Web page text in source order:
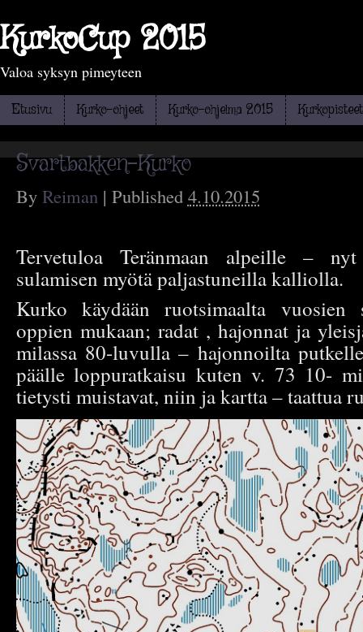
KurkoCup 2015
Valoa syksyn pimeyteen
Etusivu Kurko-ohjeet Kurko-ohjelma 2015 Kurkopisteet
Svartbakken-Kurko
By Reiman | Published 4.10.2015
Tervetuloa Teränmaan alpeille –
sulamisen myötä paljastuneilla kalliolla.
Kurko käydään ruotsimaalta vuosien
oppien mukaan; radat , hajonnat ja
milassa 80-luvulla – hajonnoilta
päälle loppuratkaisu kuten v. 73 10-
tietysti muistavat, niin ja kartta – taattua